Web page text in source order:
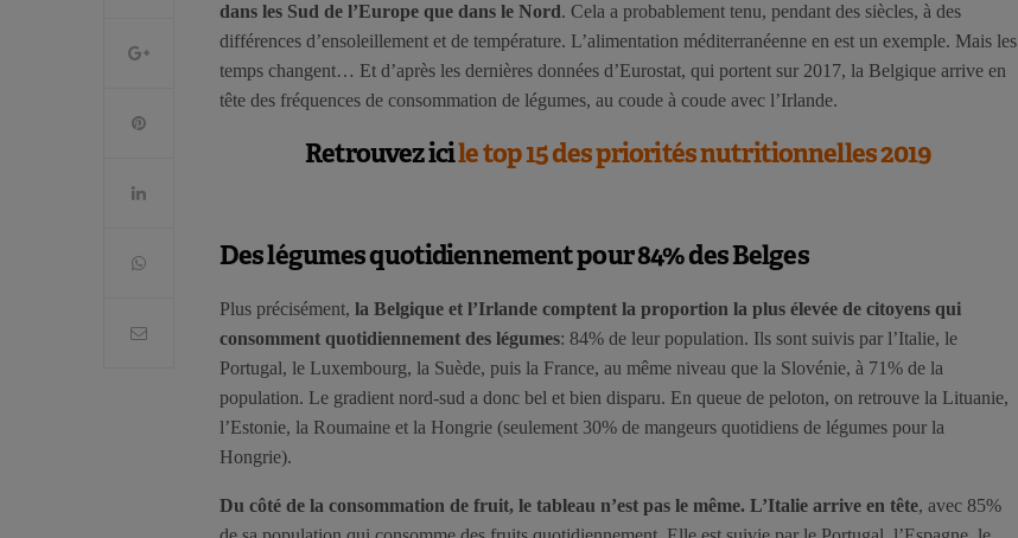
dans les Sud de l’Europe que dans le Nord. Cela a probablement tenu, pendant des siècles, à des
différences d’ensoleillement et de température. L’alimentation méditerranéenne en est un exemple. Mais les
temps changent… Et d’après les dernières données d’Eurostat, qui portent sur 2017, la Belgique arrive en
tête des fréquences de consommation de légumes, au coude à coude avec l’Irlande.
Retrouvez icile top 15 des priorités nutritionnelles 2019
Des légumes quotidiennement pour 84% des Belges
Plus précisément, la Belgique et l’Irlande comptent la proportion la plus élevée de citoyens qui
consomment quotidiennement des légumes: 84% de leur population. Ils sont suivis par l’Italie, le
Portugal, le Luxembourg, la Suède, puis la France, au même niveau que la Slovénie, à 71% de la
population. Le gradient nord-sud a donc bel et bien disparu. En queue de peloton, on retrouve la Lituanie,
l’Estonie, la Roumaine et la Hongrie (seulement 30% de mangeurs quotidiens de légumes pour la
Hongrie).
Du côté de la consommation de fruit, le tableau n’est pas le même. L’Italie arrive en tête, avec 85%